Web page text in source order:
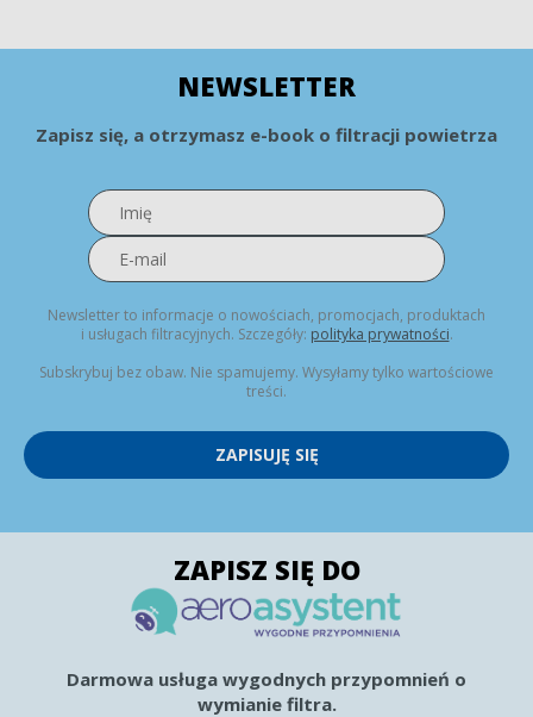
NEWSLETTER
Zapisz się, a otrzymasz e-book o filtracji powietrza
Newsletter to informacje o nowościach, promocjach, produktach
i usługach filtracyjnych. Szczegóły: polityka prywatności.
Subskrybuj bez obaw. Nie spamujemy. Wysyłamy tylko wartościowe
treści.
ZAPISUJĘ SIĘ
ZAPISZ SIĘ DO
Darmowa usługa wygodnych przypomnień o
wymianie filtra.